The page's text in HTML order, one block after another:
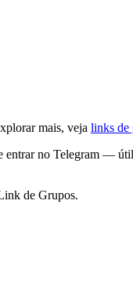
mais, veja links de
no Telegram —
de Grupos.